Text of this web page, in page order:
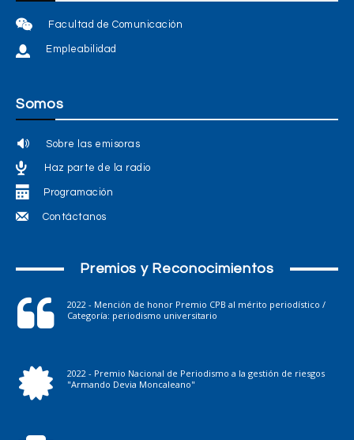
Facultad de Comunicación
Empleabilidad
Somos
Sobre las emisoras
Haz parte de la radio
Programación
Contáctanos
Premios y Reconocimientos
2022 - Mención de honor Premio CPB al mérito periodístico /
Categoría: periodismo universitario
2022 - Premio Nacional de Periodismo a la gestión de riesgos
"Armando Devia Moncaleano"